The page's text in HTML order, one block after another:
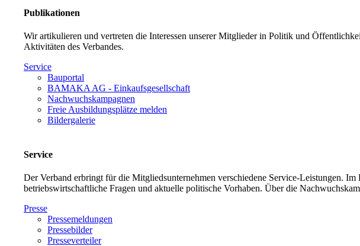
Publikationen
Wir artikulieren und vertreten die Interessen unserer Mitglieder in Politik und
Aktivitäten des Verbandes.
Service
Bauportal
BAMAKA AG - Einkaufsgesellschaft
Nachwuchskampagnen
Freie Ausbildungsplätze melden
Bildergalerie
Service
Der Verband erbringt für die Mitgliedsunternehmen verschiedene Service-Leistungen.
betriebswirtschaftliche Fragen und aktuelle politische Vorhaben. Über die
Presse
Pressemeldungen
Pressebilder
Presseverteiler